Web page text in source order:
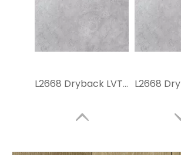
L2668 Dryback LVT Полы